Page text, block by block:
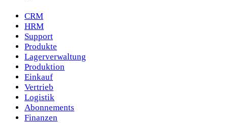
CRM
HRM
Support
Produkte
Lagerverwaltung
Produktion
Einkauf
Vertrieb
Logistik
Abonnements
Finanzen